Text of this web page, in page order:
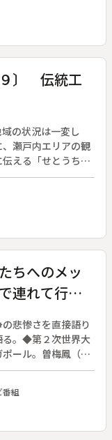
美を競い贅を尽く
た同じ海に、平家
◆【重要文化財】厳
９〕 伝統工
の状況は一変し
瀬戸内エリアの観
える「せとうちＮ
け継がれてきた伝
ちへのメッ
連れて行か
悲惨さを直接語り
る。◆第２次世界大
ール。曽梅鳳（ツ
分子として日本軍
ンガポールで何が
生に語る。
番組